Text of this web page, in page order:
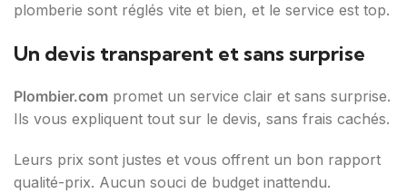
plomberie sont réglés vite et bien, et le service est top.
Un devis transparent et sans surprise
Plombier.com promet un service clair et sans surprise.
Ils vous expliquent tout sur le devis, sans frais cachés.
Leurs prix sont justes et vous offrent un bon rapport
qualité-prix. Aucun souci de budget inattendu.